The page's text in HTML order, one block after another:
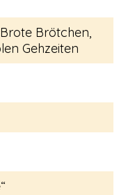
Brötchen,
Gehzeiten